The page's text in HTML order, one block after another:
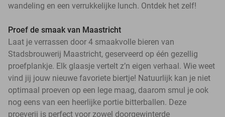
wandeling en een verrukkelijke lunch. Ontdek het zelf!
Proef de smaak van Maastricht
Laat je verrassen door 4 smaakvolle bieren van
Stadsbrouwerij Maastricht, geserveerd op één gezellig
proefplankje. Elk glaasje vertelt z’n eigen verhaal. Wie weet
vind jij jouw nieuwe favoriete biertje! Natuurlijk kan je niet
optimaal proeven op een lege maag, daarom smul je ook
nog eens van een heerlijke portie bitterballen. Deze
proeverij is perfect voor zowel doorgewinterde